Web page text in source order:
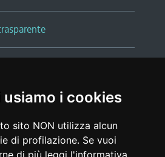
usiamo i cookies
sito NON utilizza alcun
di profilazione. Se vuoi
di più leggi l'informativa
legali |glossario